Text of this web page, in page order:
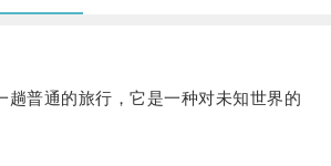
普通的旅行，它是一种对未知世界的